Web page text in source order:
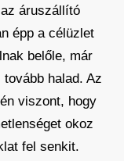
áruszállító
épp a célüzlet
belőle, már
halad. Az
viszont, hogy
okoz
fel senkit.